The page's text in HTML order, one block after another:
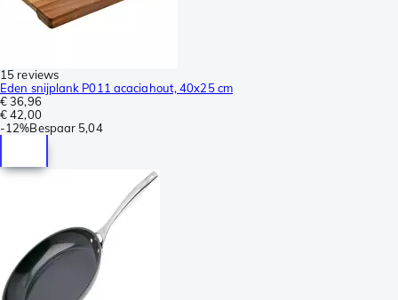
15 reviews
Eden snijplank P011 acaciahout, 40x25 cm
€ 36,96
€ 42,00
-12%Bespaar 5,04